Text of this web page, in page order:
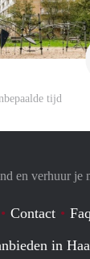
tijd
en verhuur je
Contact Faq
in